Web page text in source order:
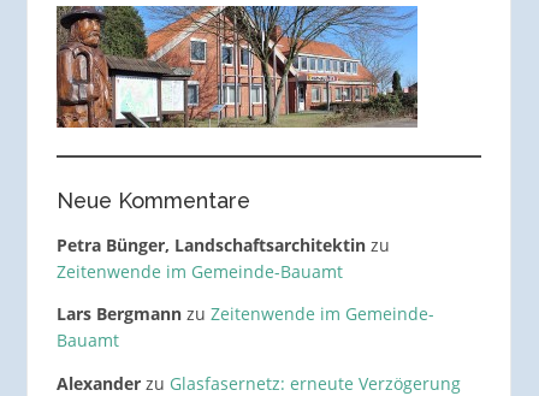
Neue Kommentare
Petra Bünger, Landschaftsarchitektinzu
Zeitenwende im Gemeinde-Bauamt
Lars Bergmannzu Zeitenwende im Gemeinde-
Bauamt
Alexanderzu Glasfasernetz: erneute Verzögerung